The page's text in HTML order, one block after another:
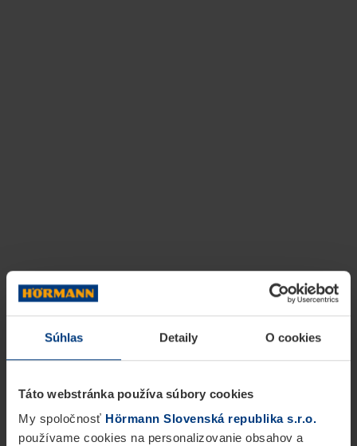
Súhlas Detaily O cookies
Táto webstránka používa súbory cookies
My spoločnosť Hörmann Slovenská republika s.r.o.
používame cookies na personalizovanie obsahov a